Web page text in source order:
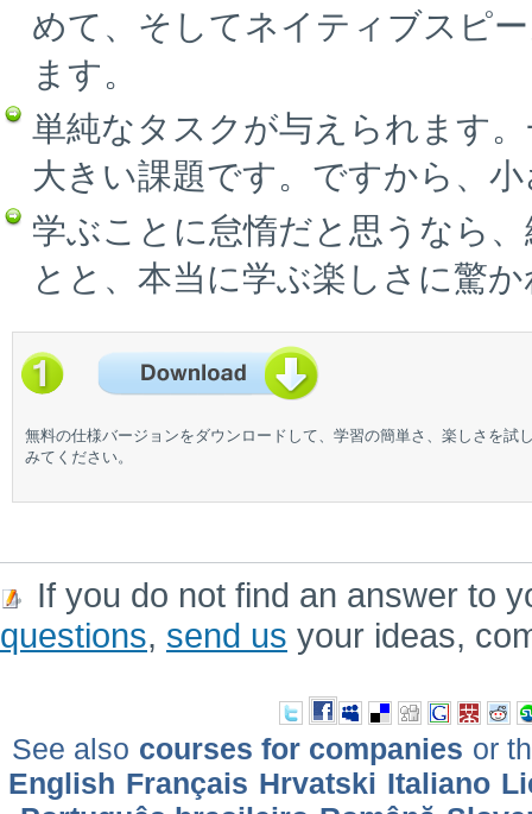
めて、そしてネイティブスピ
ます。
単純なタスクが与えられます
大きい課題です。ですから、
学ぶことに怠惰だと思うなら
とと、本当に学ぶ楽しさに驚
無料の仕様バージョンをダウンロードして、学習の簡単さ、楽しさを試
みてください。
If you do not find an answer to
questions, send us your ideas,
See also courses for companies or
English Français Hrvatski Italiano